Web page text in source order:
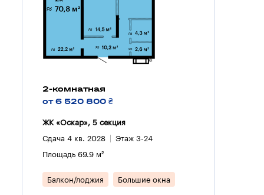
2-комнатная
от 6 520 800 ₴
ЖК «Оскар», 5 секция
Сдача 4 кв. 2028 Этаж 3-24
Площадь 69.9 м²
Балкон/лоджия Большие окна